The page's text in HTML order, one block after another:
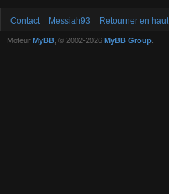
Contact Messiah93 Retourner en haut
Moteur MyBB , © 2002-2026 MyBB Group